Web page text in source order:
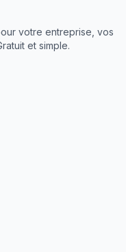
votre entreprise, vos
et simple.